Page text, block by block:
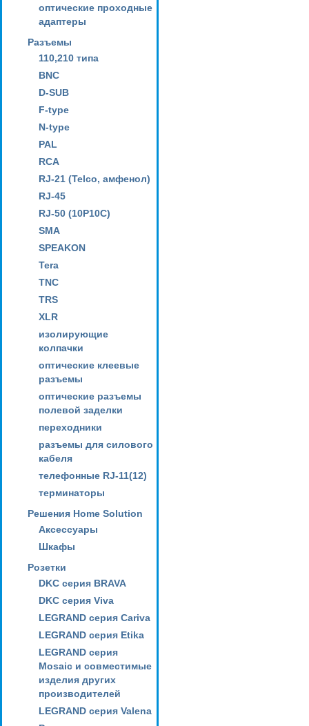
оптические проходные
адаптеры
Разъемы
110,210 типа
BNC
D-SUB
F-type
N-type
PAL
RCA
RJ-21 (Telco, амфенол)
RJ-45
RJ-50 (10P10C)
SMA
SPEAKON
Tera
TNC
TRS
XLR
изолирующие
колпачки
оптические клеевые
разъемы
оптические разъемы
полевой заделки
переходники
разъемы для силового
кабеля
телефонные RJ-11(12)
терминаторы
Решения Home Solution
Аксессуары
Шкафы
Розетки
DKC серия BRAVA
DKC серия Viva
LEGRAND серия Cariva
LEGRAND серия Etika
LEGRAND серия
Mosaic и совместимые
изделия других
производителей
LEGRAND серия Valena